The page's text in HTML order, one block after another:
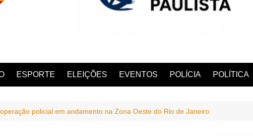
ESPORTE ELEIÇÕES EVENTOS POLÍCIA POLÍTICA
policial em andamento na Zona Oeste do Rio de Janeiro